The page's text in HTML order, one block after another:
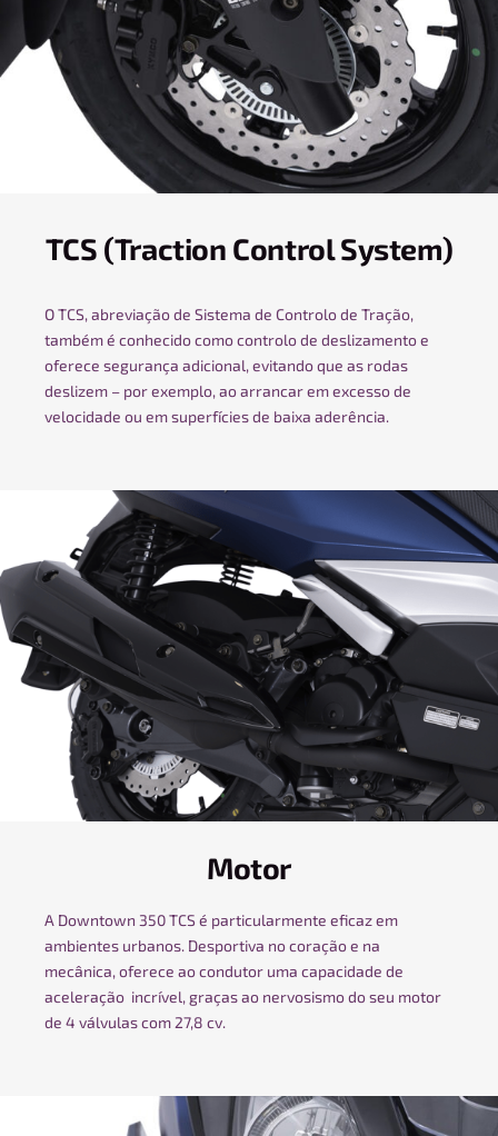
TCS (Traction Control System)
O TCS, abreviação de Sistema de Controlo de Tração,
também é conhecido como controlo de deslizamento e
oferece segurança adicional, evitando que as rodas
deslizem – por exemplo, ao arrancar em excesso de
velocidade ou em superfícies de baixa aderência.
Motor
A Downtown 350 TCS é particularmente eficaz em
ambientes urbanos. Desportiva no coração e na
mecânica, oferece ao condutor uma capacidade de
aceleração incrível, graças ao nervosismo do seu motor
de 4 válvulas com 27,8 cv.